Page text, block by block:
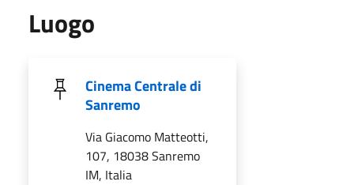
Luogo
Cinema Centrale di
Sanremo
Via Giacomo Matteotti,
107, 18038 Sanremo
IM, Italia